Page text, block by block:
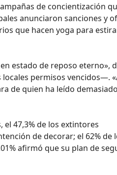
de concientización
anunciaron sanciones y
que hacen yoga para
estado de reposo eterno»,
permisos vencidos—.
de quien ha leído
47,3% de los extintores
de decorar; el 62% de
afirmó que su plan de